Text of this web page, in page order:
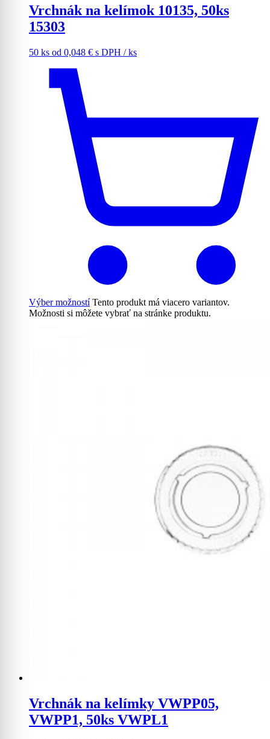
Vrchnák na kelímok 10135, 50ks
15303
50 ks od 0,048 € s DPH / ks
Výber možností Tento produkt má viacero variantov.
Možnosti si môžete vybrať na stránke produktu.
Vrchnák na kelímky VWPP05,
VWPP1, 50ks VWPL1